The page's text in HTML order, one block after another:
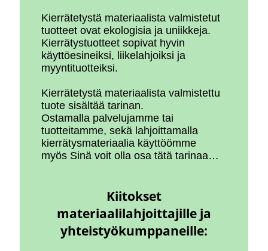
Kierrätetystä materiaalista valmistetut
tuotteet ovat ekologisia ja uniikkeja.
Kierrätystuotteet sopivat hyvin
käyttöesineiksi, liikelahjoiksi ja
myyntituotteiksi.
Kierrätetystä materiaalista valmistettu
tuote sisältää tarinan.
Ostamalla palvelujamme tai
tuotteitamme, sekä lahjoittamalla
kierrätysmateriaalia käyttöömme
myös Sinä voit olla osa tätä tarinaa…
Kiitokset
materiaalilahjoittajille ja
yhteistyökumppaneille: